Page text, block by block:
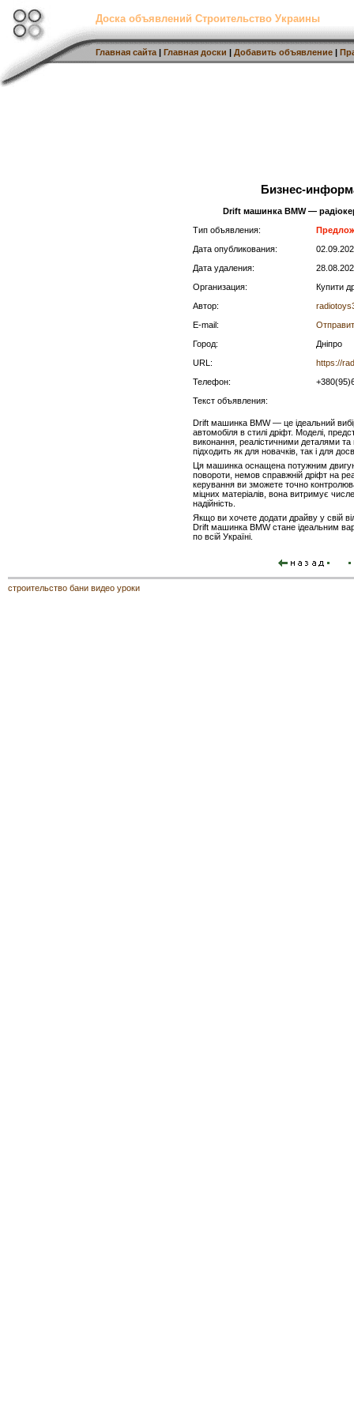
Доска объявлений Строительство Украины
Главная сайта | Главная доски | Добавить объявление |
Бизнес-
Drift машинка BMW —
Тип объявления:
Дата опубликования:
Дата удаления:
Организация:
Купити
Автор:
E-mail:
Город:
Дніпро
URL:
https://
Телефон:
Текст объявления:
Drift машинка BMW — це ідеальний
автомобіля в стилі дріфт. Моделі,
виконання, реалістичними деталями та
підходить як для новачків, так і для
Ця машинка оснащена потужним
повороти, немов справжній дріфт на
керування ви зможете точно
міцних матеріалів, вона витримує
надійність.
Якщо ви хочете додати драйву у свій
Drift машинка BMW стане ідеальним
по всій Україні.
строительство бани видео уроки